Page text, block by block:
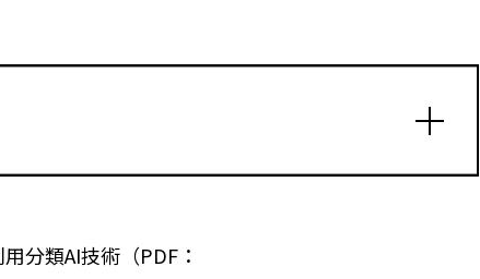
分類AI技術（PDF：